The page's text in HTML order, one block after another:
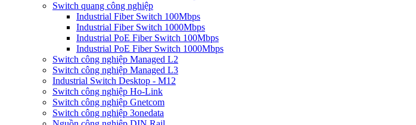
Switch quang công nghiệp
Industrial Fiber Switch 100Mbps
Industrial Fiber Switch 1000Mbps
Industrial PoE Fiber Switch 100Mbps
Industrial PoE Fiber Switch 1000Mbps
Switch công nghiệp Managed L2
Switch công nghiệp Managed L3
Industrial Switch Desktop - M12
Switch công nghiệp Ho-Link
Switch công nghiệp Gnetcom
Switch công nghiệp 3onedata